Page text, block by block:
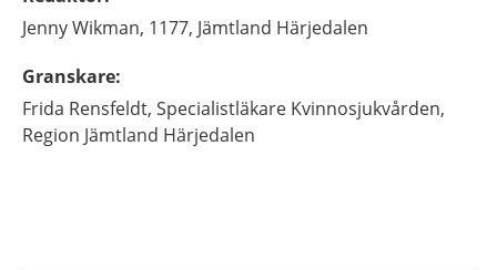
JennyWikman, 1177, Jämtland Härjedalen
Granskare:
Frida Rensfeldt, Specialistläkare Kvinnosjukvården,
Region Jämtland Härjedalen